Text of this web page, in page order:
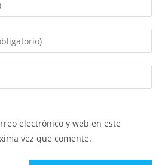
electrónico y web en este
vez que comente.